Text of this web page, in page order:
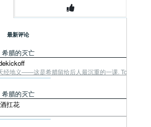
最新评论
腊的灭亡
经地义——这是希腊留给后人最沉重的一课. Tough
腊的灭亡
扛花